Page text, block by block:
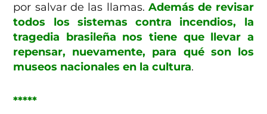
por salvar de las llamas. Además de revisar
todos los sistemas contra incendios, la
tragedia brasileña nos tiene que llevar a
repensar, nuevamente, para qué son los
museos nacionales en la cultura.
*****